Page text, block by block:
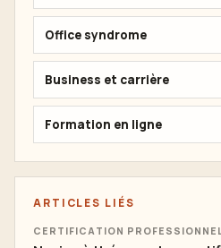
Office syndrome
Business et carrière
Formation en ligne
ARTICLES LIÉS
CERTIFICATION